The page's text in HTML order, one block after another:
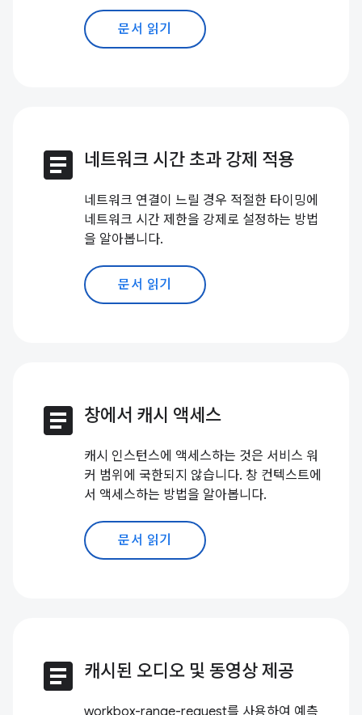
문서 읽기
article 네트워크 시간 초과 강제 적용
네트워크 연결이 느릴 경우 적절한 타이밍에
네트워크 시간 제한을 강제로 설정하는 방법
을 알아봅니다.
문서 읽기
article 창에서 캐시 액세스
캐시 인스턴스에 액세스하는 것은 서비스 워
커 범위에 국한되지 않습니다. 창 컨텍스트에
서 액세스하는 방법을 알아봅니다.
문서 읽기
article 캐시된 오디오 및 동영상 제공